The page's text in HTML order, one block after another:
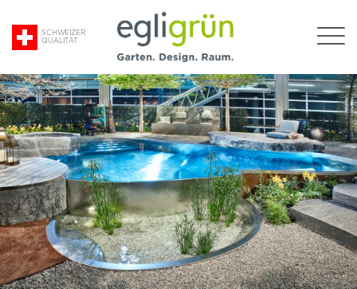
SCHWEIZER
QUALITÄT
Grün
AG